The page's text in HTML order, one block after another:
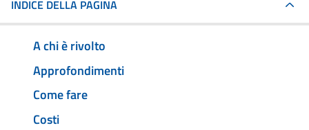
INDICE DELLA PAGINA
A chi è rivolto
Approfondimenti
Come fare
Costi